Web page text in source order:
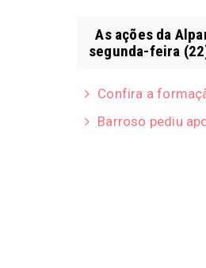
As ações da
segunda-feira
Confira a
Barroso pediu